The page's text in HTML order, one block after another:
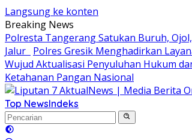
Langsung ke konten
Breaking News
Polresta Tangerang Satukan Buruh,
Jalur Polres Gresik Menghadirkan
Wujud Aktualisasi Penyuluhan Hukum
Ketahanan Pangan Nasional
Top NewsIndeks